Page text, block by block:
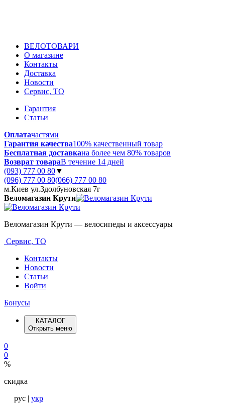
ВЕЛОТОВАРИ
О магазине
Контакты
Доставка
Новости
Сервис, ТО
Гарантия
Статьи
Оплатачастями
Гарантия качества100% качественный товар
Бесплатная доставкана более чем 80% товаров
Возврат товараВ течение 14 дней
(093) 777 00 80▼
(096) 777 00 80(066) 777 00 80
м.Киев ул.Здолбуновская 7г
Веломагазин Крути
Веломагазин Крути — велосипеды и аксессуары
Сервис, ТО
Контакты
Новости
Статьи
Войти
Бонусы
КАТАЛОГ
Открыть меню
0
0
%
скидка
рус | укр